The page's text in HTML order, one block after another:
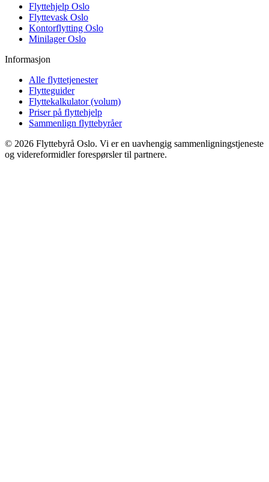
Flyttehjelp Oslo
Flyttevask Oslo
Kontorflytting Oslo
Minilager Oslo
Informasjon
Alle flyttetjenester
Flytteguider
Flyttekalkulator (volum)
Priser på flyttehjelp
Sammenlign flyttebyråer
© 2026 Flyttebyrå Oslo. Vi er en uavhengig sammenligningstjeneste
og videreformidler forespørsler til partnere.